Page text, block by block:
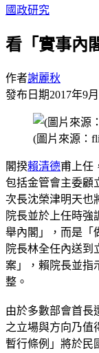
國政研究
看「實事內
作者謝麗秋
發布日期2017年9
(圖片來源：
閣揆賴清德甫上任
包括金管會主委顧
次長沈榮津明天也
院長並於上任時強
舉內閣」，而是「
院長林全任內送到
案」，賴院長並指
整。
由於多數部會首長
之立場與方向乃值
暫行條例」將於民